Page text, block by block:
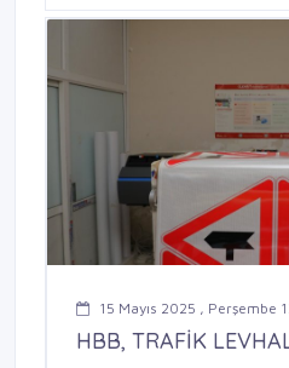
15 Mayıs 2025 , Perşembe
HBB, TRAFİK